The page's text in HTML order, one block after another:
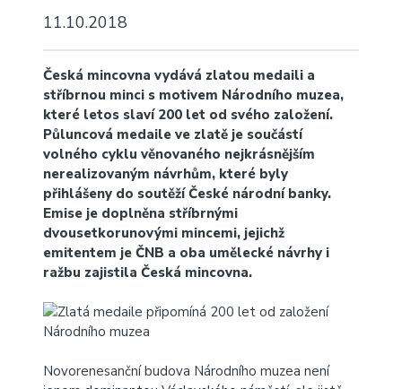
11.10.2018
Česká mincovna vydává zlatou medaili a
stříbrnou minci s motivem Národního muzea,
které letos slaví 200 let od svého založení.
Půluncová medaile ve zlatě je součástí
volného cyklu věnovaného nejkrásnějším
nerealizovaným návrhům, které byly
přihlášeny do soutěží České národní banky.
Emise je doplněna stříbrnými
dvousetkorunovými mincemi, jejichž
emitentem je ČNB a oba umělecké návrhy i
ražbu zajistila Česká mincovna.
Novorenesanční budova Národního muzea není